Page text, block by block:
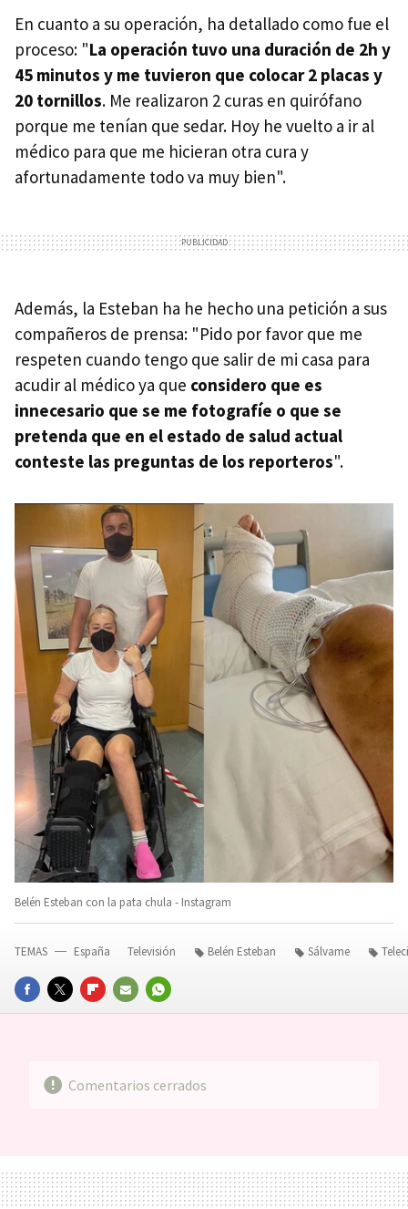
En cuanto a su operación, ha detallado como fue el
proceso: "La operación tuvo una duración de 2h y
45 minutos y me tuvieron que colocar 2 placas y
20 tornillos. Me realizaron 2 curas en quirófano
porque me tenían que sedar. Hoy he vuelto a ir al
médico para que me hicieran otra cura y
afortunadamente todo va muy bien".
Además, la Esteban ha he hecho una petición a sus
compañeros de prensa: "Pido por favor que me
respeten cuando tengo que salir de mi casa para
acudir al médico ya que considero que es
innecesario que se me fotografíe o que se
pretenda que en el estado de salud actual
conteste las preguntas de los reporteros".
Belén Esteban con la pata chula - Instagram
FACEBOOKTWITTERFLIPBOARD
E-
WHATSAPP
TEMAS España Televisión Belén Esteban Sálvame
Comentarios cerrados